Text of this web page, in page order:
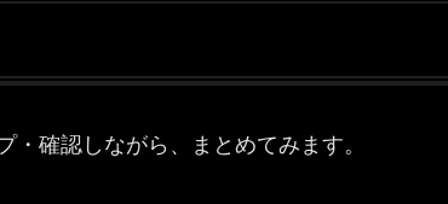
確認しながら、まとめてみます。